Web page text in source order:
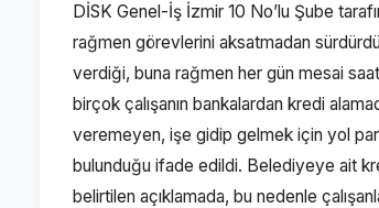
DİSK Genel-İş İzmir 10 No’lu Şube
rağmen görevlerini aksatmadan
verdiği, buna rağmen her gün mesai
birçok çalışanın bankalardan kredi
veremeyen, işe gidip gelmek için yol
bulunduğu ifade edildi. Belediyeye ait
belirtilen açıklamada, bu nedenle